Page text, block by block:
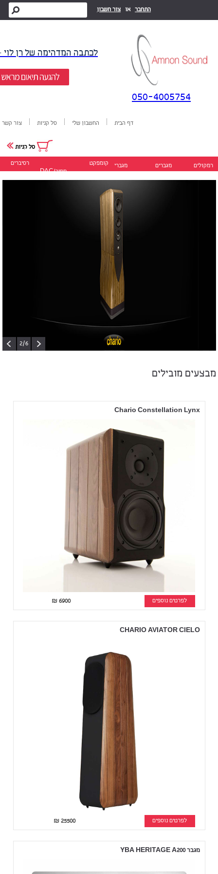
התחבר או צור חשבון
050-4005754
לכתבה המדהימה של רן לוי
דף הבית החשבון שלי סל קניות צור קשר
סל קניות
רמקולים מגברים
מגברי
קומפקט
דיסק
ממיר/DAC
רסיברים
סטריאו
2/6
מבצעים מובילים
Chario Constellation Lynx
לפרטים נוספים 6900
₪
CHARIO AVIATOR CIELO
לפרטים נוספים 25500
₪
מגבר YBA HERITAGE A200